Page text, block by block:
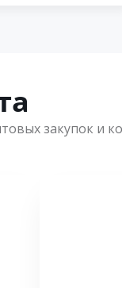
закупок и